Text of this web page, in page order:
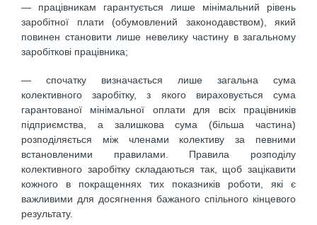
— працівникам гарантується лише мінімальний рівень
заробітної плати (обумовлений законодавством), який
повинен становити лише невелику частину в загальному
заробіткові працівника;
— спочатку визначається лише загальна сума
колективного заробітку, з якого вираховується сума
гарантованої мінімальної оплати для всіх працівників
підприємства, а залишкова сума (більша частина)
розподіляється між членами колективу за певними
встановленими правилами. Правила розподілу
колективного заробітку складаються так, щоб зацікавити
кожного в покращеннях тих показників роботи, які є
важливими для досягнення бажаного спільного кінцевого
результату.